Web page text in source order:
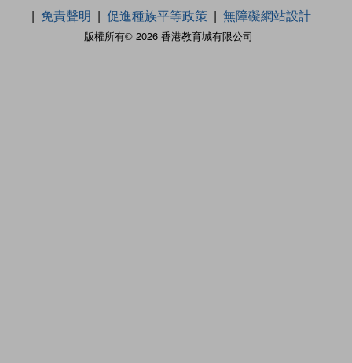
版權所有© 2026 香港教育城有限公司
免責聲明
促進種族平等政策 無障礙網站設計